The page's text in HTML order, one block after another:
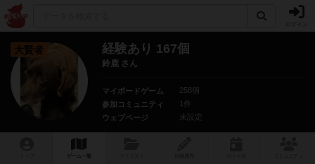
大賢者 経験あり 167個
鈴鹿 さん
マイボードゲーム
258個
参加コミュニティ
1件
ウェブページ
未設定
ゲーム一覧